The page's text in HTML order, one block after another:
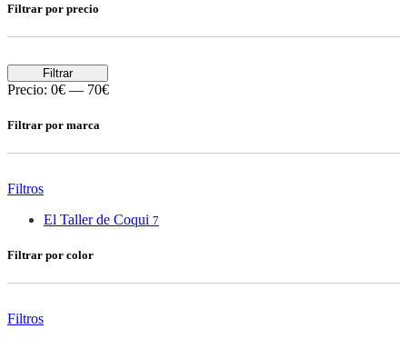
Filtrar por precio
Filtrar
Precio: 0€ — 70€
Filtrar por marca
Filtros
El Taller de Coqui 7
Filtrar por color
Filtros